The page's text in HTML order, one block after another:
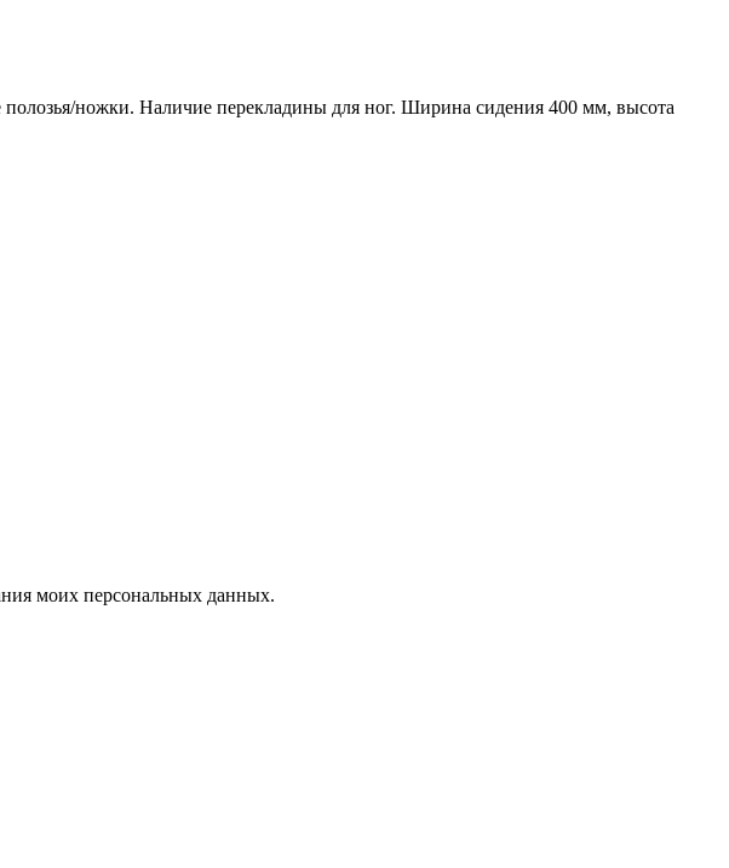
ножки. Наличие перекладины для ног. Ширина сидения 400 мм, высота
моих персональных данных.